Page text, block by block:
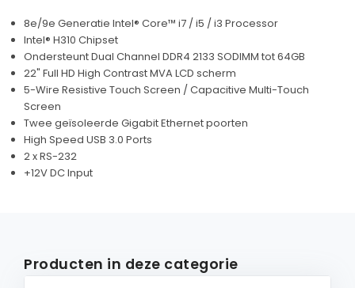
8e/9e Generatie Intel® Core™ i7 / i5 / i3 Processor
Intel® H310 Chipset
Ondersteunt Dual Channel DDR4 2133 SODIMM tot 64GB
22" Full HD High Contrast MVA LCD scherm
5-Wire Resistive Touch Screen / Capacitive Multi-Touch
Screen
Twee geïsoleerde Gigabit Ethernet poorten
High Speed USB 3.0 Ports
2 x RS-232
+12V DC Input
Producten in deze categorie